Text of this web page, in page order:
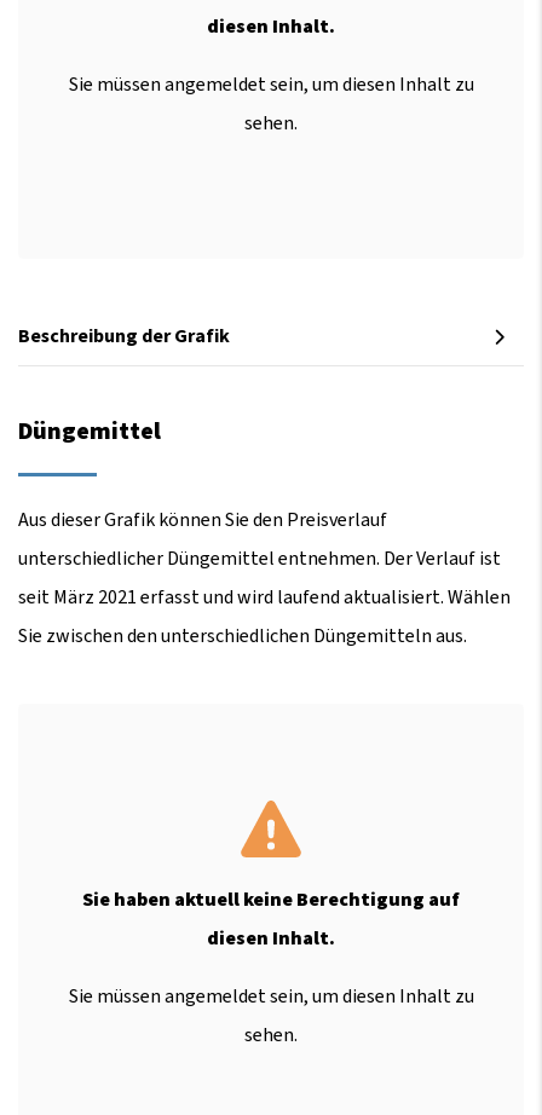
diesen Inhalt.
Sie müssen angemeldet sein, um diesen Inhalt zu
sehen.
Beschreibung der Grafik
Düngemittel
Aus dieser Grafik können Sie den Preisverlauf
unterschiedlicher Düngemittel entnehmen. Der Verlauf ist
seit März 2021 erfasst und wird laufend aktualisiert. Wählen
Sie zwischen den unterschiedlichen Düngemitteln aus.
Sie haben aktuell keine Berechtigung auf
diesen Inhalt.
Sie müssen angemeldet sein, um diesen Inhalt zu
sehen.